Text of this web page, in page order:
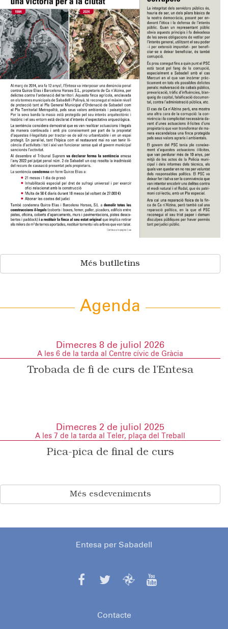
Més butlletins
Agenda
Dimecres 8 de juliol 2026
A les 6 de la tarda al Centre cívic de Gràcia
Trobada de fi de curs de l’Entesa
Dimecres 2 de juliol 2025
A les 7 de la tarda al Teler, plaça del Treball
Pica-pica de final de curs
Més esdeveniments
Entesa per Sabadell
Contacte